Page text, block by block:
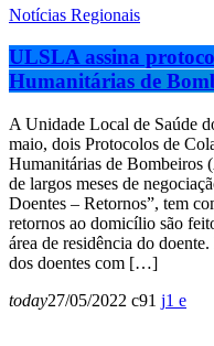
Notícias Regionais
ULSLA assina
Humanitárias de
A Unidade Local de Saúde
maio, dois Protocolos de
Humanitárias de Bombeiros
de largos meses de
Doentes – Retornos”, tem
retornos ao domicílio são
área de residência do
dos doentes com […]
today27/05/2022 91 1